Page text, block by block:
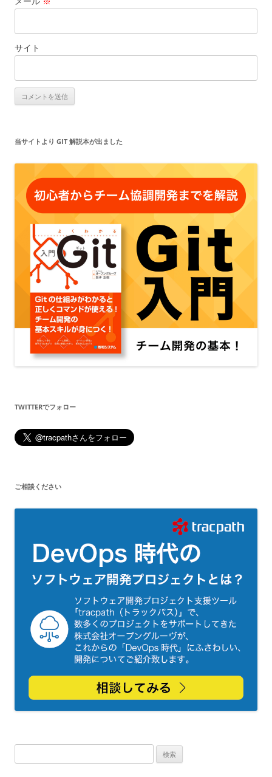
サイト
当サイトより GIT 解説本が出ました
TWITTERでフォロー
ご相談ください
索: